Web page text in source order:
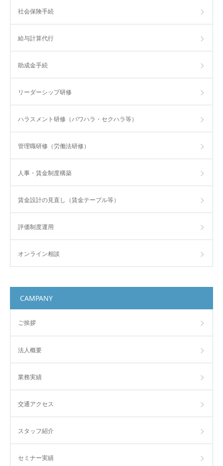
社会保険手続
給与計算代行
助成金手続
リーダーシップ研修
ハラスメント研修（パワハラ・セクハラ等）
管理職研修（労働法研修）
人事・賃金制度構築
賃金設計の見直し（賃金テーブル等）
評価制度運用
オンライン相談
CAMPANY
ご挨拶
法人概要
業務実績
交通アクセス
スタッフ紹介
セミナー実績